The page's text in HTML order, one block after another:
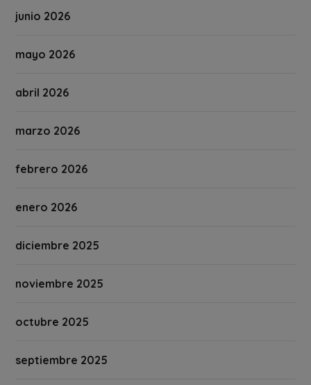
junio 2026
mayo 2026
abril 2026
marzo 2026
febrero 2026
enero 2026
diciembre 2025
noviembre 2025
octubre 2025
septiembre 2025